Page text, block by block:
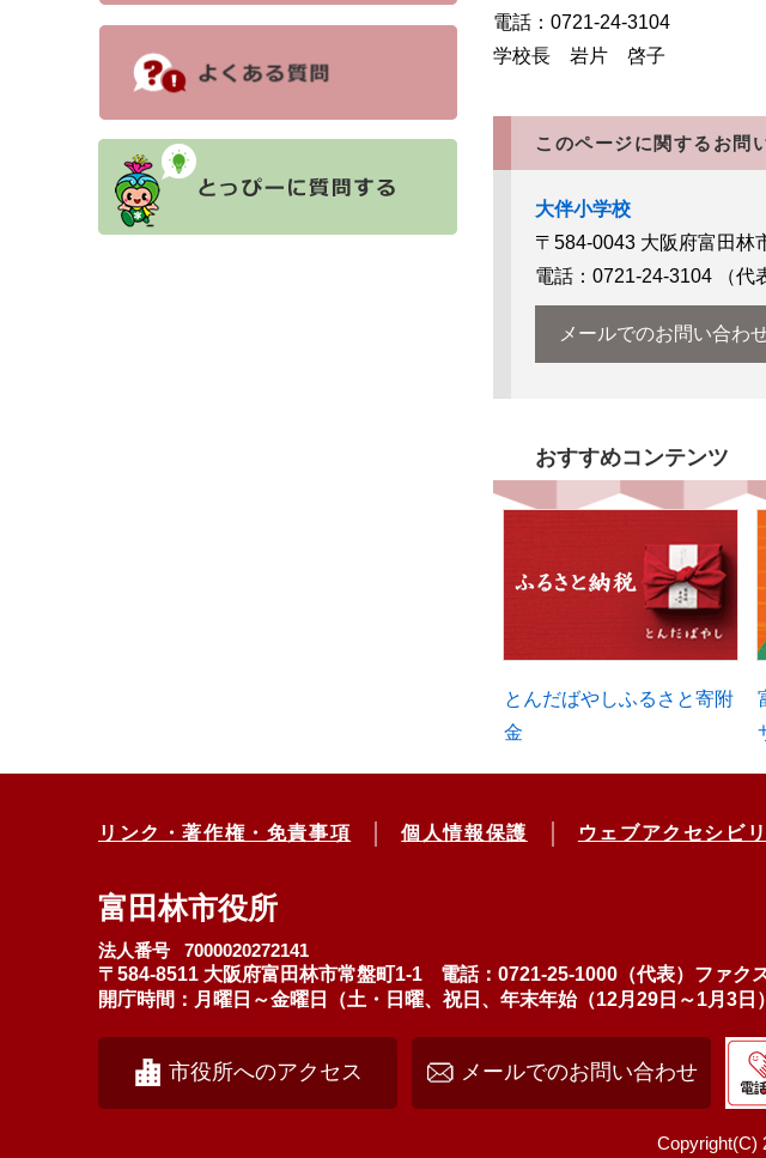
電話：0721-24-3104
学校長 岩片 啓子
このページに関するお問
大伴小学校
〒584-0043 大阪府富田林
電話：0721-24-3104
（代
メールでのお問い合わ
おすすめコンテンツ
とんだばやしふるさと寄附
金
リンク・著作権・免責事項 個人情報保護 ウェブアクセシビ
富田林市役所
法人番号 7000020272141
〒584-8511 大阪府富田林市常盤町1-1
電話：0721-25-1000（代表） ファク
開庁時間：月曜日～金曜日（土・日曜、祝日、年末年始（12月29日～1月3
市役所へのアクセス メールでのお問い合わせ
Copyright(C)